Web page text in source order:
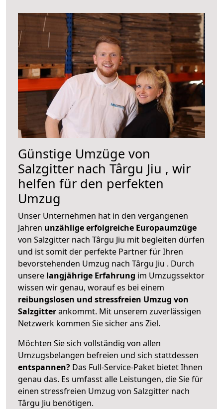
Günstige Umzüge von
Salzgitter nach Târgu Jiu , wir
helfen für den perfekten
Umzug
Unser Unternehmen hat in den vergangenen
Jahren unzählige erfolgreiche Europaumzüge
von Salzgitter nach Târgu Jiu mit begleiten dürfen
und ist somit der perfekte Partner für Ihren
bevorstehenden Umzug nach Târgu Jiu . Durch
unsere langjährige Erfahrung im Umzugssektor
wissen wir genau, worauf es bei einem
reibungslosen und stressfreien Umzug von
Salzgitterankommt. Mit unserem zuverlässigen
Netzwerk kommen Sie sicher ans Ziel.
Möchten Sie sich vollständig von allen
Umzugsbelangen befreien und sich stattdessen
entspannen? Das Full-Service-Paket bietet Ihnen
genau das. Es umfasst alle Leistungen, die Sie für
einen stressfreien Umzug von Salzgitter nach
Târgu Jiu benötigen.